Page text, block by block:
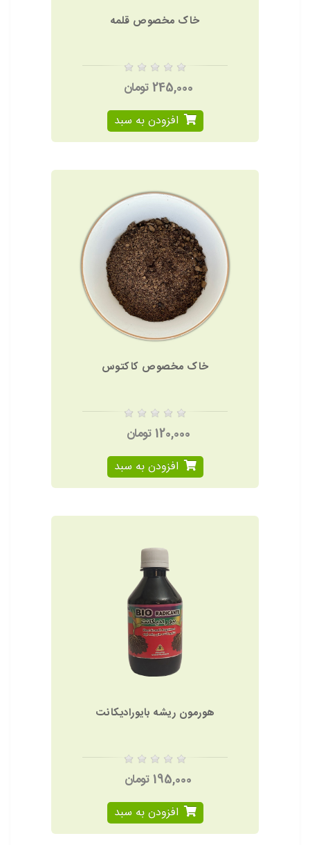
خاک مخصوص قلمه
245,000 تومان
افزودن به سبد
خاک مخصوص کاکتوس
120,000 تومان
افزودن به سبد
هورمون ریشه بایورادیکانت
195,000 تومان
افزودن به سبد